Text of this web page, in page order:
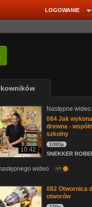
LOGOWANIE
10:42
Następne wideo:
084 Jak
drewna -
szkolny
1080p
SNEKKER
wideo on
082 Otwornica
otworów